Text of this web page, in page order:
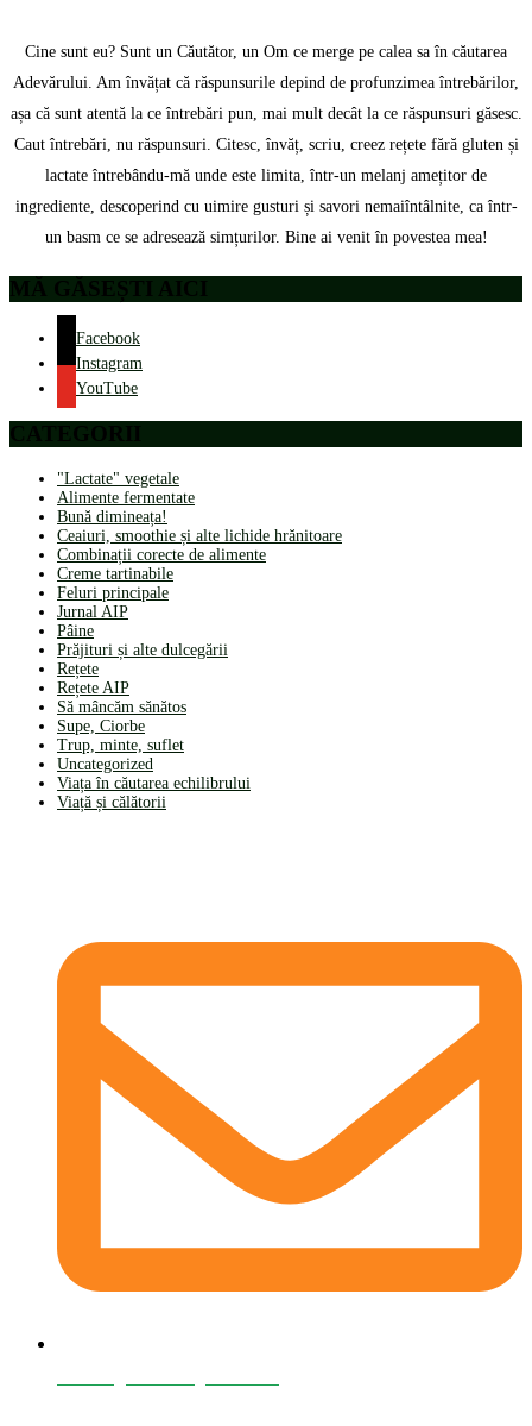
Cine sunt eu? Sunt un Căutător, un Om ce merge pe calea sa în căutarea
Adevărului. Am învățat că răspunsurile depind de profunzimea întrebărilor,
așa că sunt atentă la ce întrebări pun, mai mult decât la ce răspunsuri găsesc.
Caut întrebări, nu răspunsuri. Citesc, învăț, scriu, creez rețete fără gluten și
lactate întrebându-mă unde este limita, într-un melanj amețitor de
ingrediente, descoperind cu uimire gusturi și savori nemaiîntâlnite, ca într-
un basm ce se adresează simțurilor. Bine ai venit în povestea mea!
MĂ GĂSEȘTI AICI
Facebook
Instagram
YouTube
CATEGORII
"Lactate" vegetale
Alimente fermentate
Bună dimineața!
Ceaiuri, smoothie și alte lichide hrănitoare
Combinații corecte de alimente
Creme tartinabile
Feluri principale
Jurnal AIP
Pâine
Prăjituri și alte dulcegării
Rețete
Rețete AIP
Să mâncăm sănătos
Supe, Ciorbe
Trup, minte, suflet
Uncategorized
Viața în căutarea echilibrului
Viață și călătorii